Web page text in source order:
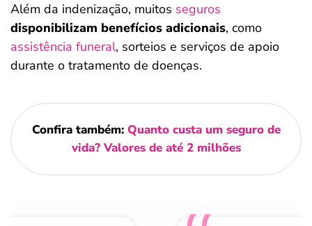
Além da indenização, muitos seguros
disponibilizam benefícios adicionais, como
assistência funeral, sorteios e serviços de apoio
durante o tratamento de doenças.
Confira também: Quanto custa um seguro de
vida? Valores de até 2 milhões